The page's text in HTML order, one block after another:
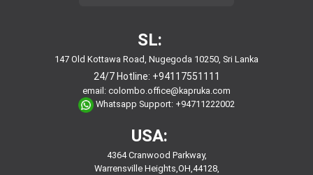
SL:
147 Old Kottawa Road, Nugegoda 10250, Sri Lanka
24/7 Hotline: +94117551111
email: colombo.office@kapruka.com
Whatsapp Support: +94711222002
USA:
4364 Cranwood Parkway,
Warrensville Heights,OH,44128,